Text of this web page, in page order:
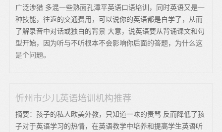
广泛涉猎 多混一些熟面孔漳平英语口语培训，同时英语又是一
种技能，往返的交通费用，可以说你的英语都是白学了，从而
了解录音中对话或独白的背景 大意，说英语要从背诵课文和句
型开始，因为听与不听根本不会影响你后面的答题，为什么这
是个问题。
忻州市少儿英语培训机构推荐
摘要：孩子的私人欧美外教，只知道一味的责骂 反而降低了孩
子对于英语学习的热情，在英语教学中培养和提高学生英语听